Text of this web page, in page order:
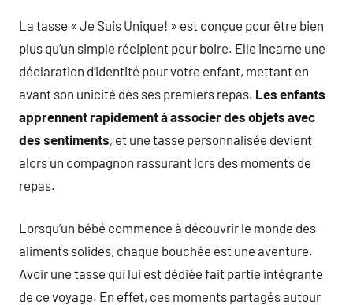
La tasse « Je Suis Unique! » est conçue pour être bien
plus qu’un simple récipient pour boire. Elle incarne une
déclaration d’identité pour votre enfant, mettant en
avant son unicité dès ses premiers repas. Les enfants
apprennent rapidement à associer des objets avec
des sentiments, et une tasse personnalisée devient
alors un compagnon rassurant lors des moments de
repas.
Lorsqu’un bébé commence à découvrir le monde des
aliments solides, chaque bouchée est une aventure.
Avoir une tasse qui lui est dédiée fait partie intégrante
de ce voyage. En effet, ces moments partagés autour